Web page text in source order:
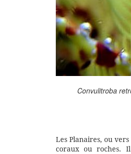
Convulitroba
Les Planaires, ou
coraux ou roches.